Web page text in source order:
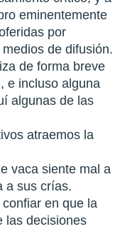
eminentemente
por
de difusión.
de forma breve
e incluso alguna
algunas de las
atraemos la
vaca siente mal a
a sus crías.
en que la
las decisiones